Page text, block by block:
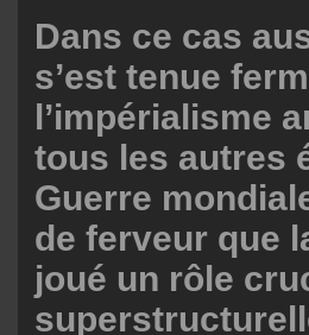
Dans ce cas
s’est tenue
l’impérialisme
tous les autres
Guerre
de ferveur que
joué un rôle